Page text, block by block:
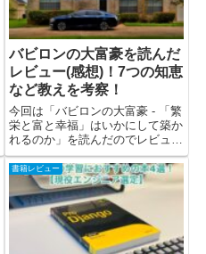
バビロンの大富豪を読んだ
レビュー(感想)！7つの知恵
など教えを考察！
今回は「バビロンの大富豪 - 「繁
栄と富と幸福」はいかにして築か
れるのか」を読んだのでレビュー
(感想)を書きました。本について
と書かれていた教えの考察をした
後に、レビューを書いています。
バビロンの大富豪についてバビロ
ンの大富豪はジョージ・S...
書籍レビュー